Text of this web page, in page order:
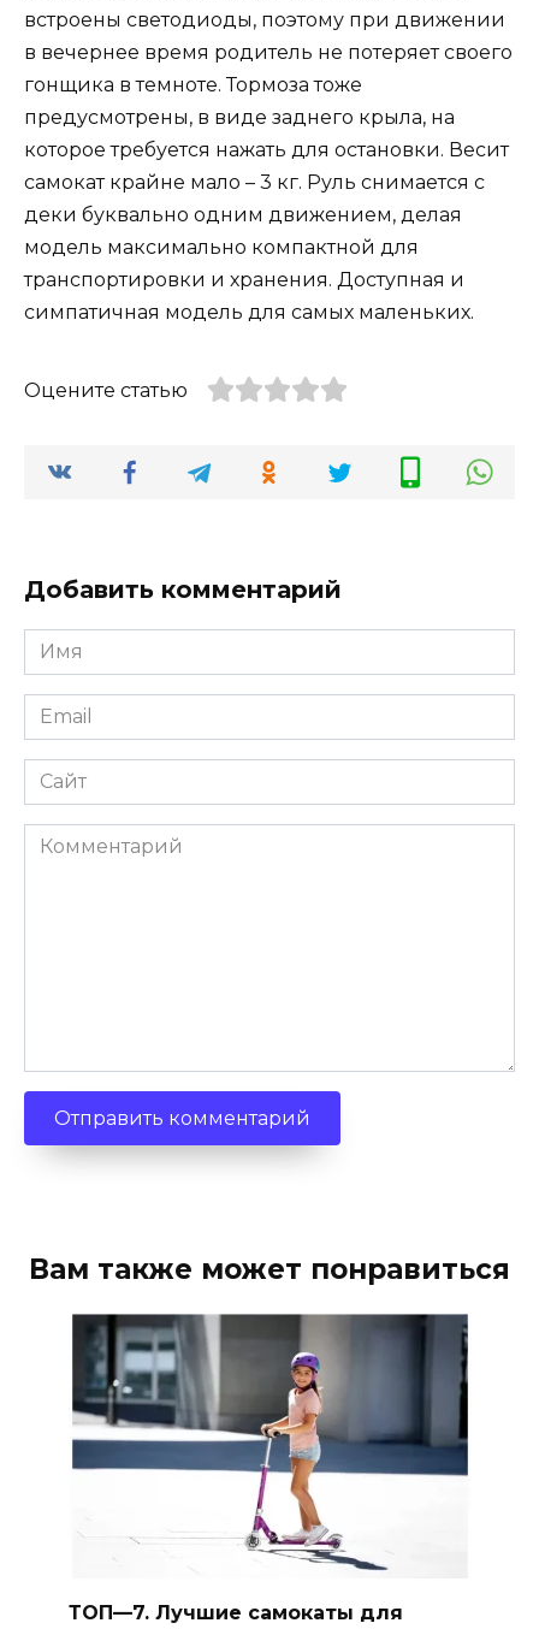
встроены светодиоды, поэтому при движении
в вечернее время родитель не потеряет своего
гонщика в темноте. Тормоза тоже
предусмотрены, в виде заднего крыла, на
которое требуется нажать для остановки. Весит
самокат крайне мало – 3 кг. Руль снимается с
деки буквально одним движением, делая
модель максимально компактной для
транспортировки и хранения. Доступная и
симпатичная модель для самых маленьких.
Оцените статью
Добавить комментарий
Имя
Email
Сайт
Комментарий
Вам также может понравиться
ТОП—7. Лучшие самокаты для